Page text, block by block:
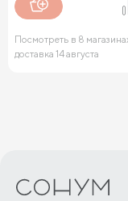
Посмотреть в 8
доставка 14 августа